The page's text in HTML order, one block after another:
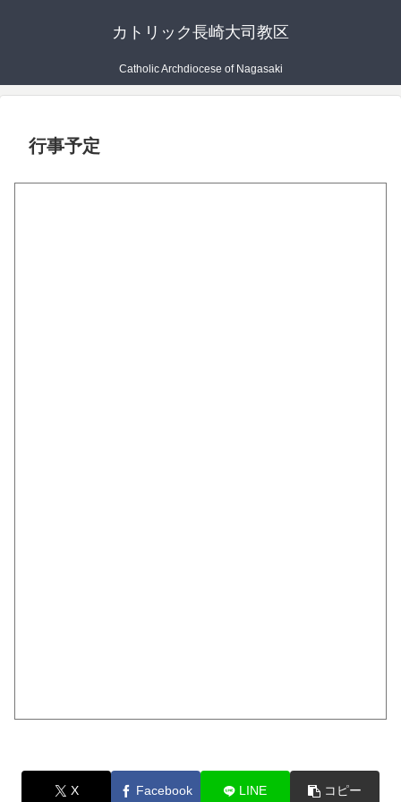
カトリック長崎大司教区
Catholic Archdiocese of Nagasaki
行事予定
X Facebook LINE コピー